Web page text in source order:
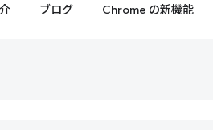
ブログ Chrome の新機能